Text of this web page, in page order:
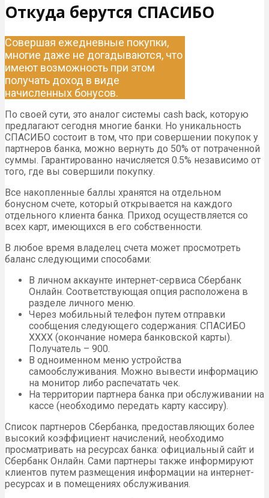
Откуда берутся СПАСИБО
Совершая ежедневные покупки,
многие даже не догадываются, что
имеют возможность при этом
получать доход в виде
начисленных бонусов.
По своей сути, это аналог системы cash back, которую
предлагают сегодня многие банки. Но уникальность
СПАСИБО состоит в том, что при совершении покупок у
партнеров банка, можно вернуть до 50% от потраченной
суммы. Гарантированно начисляется 0.5% независимо от
того, где вы совершили покупку.
Все накопленные баллы хранятся на отдельном
бонусном счете, который открывается на каждого
отдельного клиента банка. Приход осуществляется со
всех карт, имеющихся в его собственности.
В любое время владелец счета может просмотреть
баланс следующими способами:
В личном аккаунте интернет-сервиса Сбербанк
Онлайн. Соответствующая опция расположена в
разделе личного меню.
Через мобильный телефон путем отправки
сообщения следующего содержания: СПАСИБО
ХХХХ (окончание номера банковской карты).
Получатель – 900.
В одноименном меню устройства
самообслуживания. Можно вывести информацию
на монитор либо распечатать чек.
На территории партнера банка при обслуживании на
кассе (необходимо передать карту кассиру).
Список партнеров Сбербанка, предоставляющих более
высокий коэффициент начислений, необходимо
просматривать на ресурсах банка: официальный сайт и
Сбербанк Онлайн. Сами партнеры также информируют
клиентов путем размещения информации на интернет-
ресурсах и в помещениях обслуживания.